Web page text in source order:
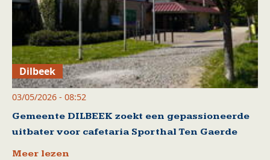
Dilbeek
03/05/2026 - 08:52
Gemeente DILBEEK zoekt een gepassioneerde
uitbater voor cafetaria Sporthal Ten Gaerde
Meer lezen